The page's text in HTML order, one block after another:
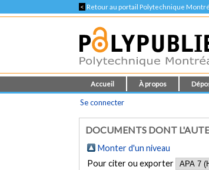
< Retour au portail Polytechnique
Accueil À propos
Se connecter
DOCUMENTS DONT
Monter d'un niveau
Pour citer ou exporter